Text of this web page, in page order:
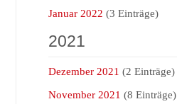
Januar 2022 (3 Einträge)
2021
Dezember 2021 (2 Einträge)
November 2021 (8 Einträge)